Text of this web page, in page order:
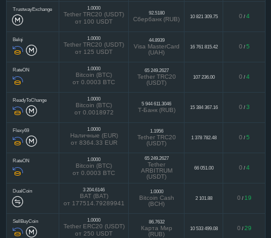
TrustwayExchange 1.0000
Tether TRC20 (USDT)
от 100 USDT
92.5180
Сбербанк (RUB) 10 821 309.75 0 / 4
Belqi 1.0000
Tether TRC20 (USDT)
от 125 USDT
44.8939
Visa MasterCard
(UAH)
16 761 815.42 0 / 5
RateON 1.0000
Bitcoin (BTC)
от 0.0003 BTC
65 249.2627
Tether TRC20
(USDT)
107 236.00 0 / 4
ReadyToChange 1.0000
Bitcoin (BTC)
от 0.0018972
5 944 611.3046
Т-Банк (RUB) 15 384 367.16 0 / 3
Flexy69 1.0000
Наличные (EUR)
от 8364.33 EUR
1.1956
Tether TRC20
(USDT)
1 378 782.48 0 / 5
RateON 1.0000
Bitcoin (BTC)
от 0.0003 BTC
65 249.2627
Tether
ARBITRUM
(USDT)
66 051.00 0 / 4
DualCoin 3 204.6146
BAT (BAT)
от 177514.79289941
1.0000
Bitcoin Cash
(BCH)
2 101.88 0 / 19
SellBuyCoin 1.0000
Tether ERC20 (USDT)
от 250 USDT
86.7632
Карта Мир
(RUB)
10 533 499.08 0 / 29